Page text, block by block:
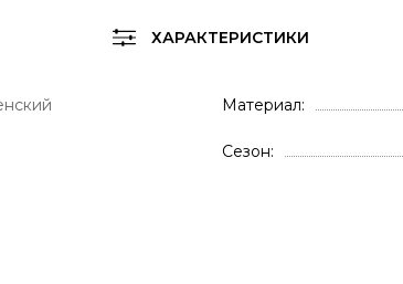
ХАРАКТЕРИСТИКИ
Материал
Сезон